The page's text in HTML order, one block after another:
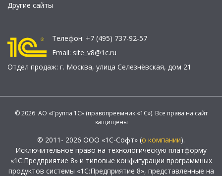
Другие сайты
Телефон: +7 (495) 737-92-57
Email: site_v8@1c.ru
Отдел продаж: г. Москва, улица Селезнёвская, дом 21
© 2026 АО «Группа 1С» (правопреемник «1С»). Все права на сайт
защищены
© 2011- 2026 ООО «1С-Софт» (о компании).
Исключительное право на технологическую платформу
«1С:Предприятие 8» и типовые конфигурации программных
продуктов системы «1С:Предприятие 8», представленные на